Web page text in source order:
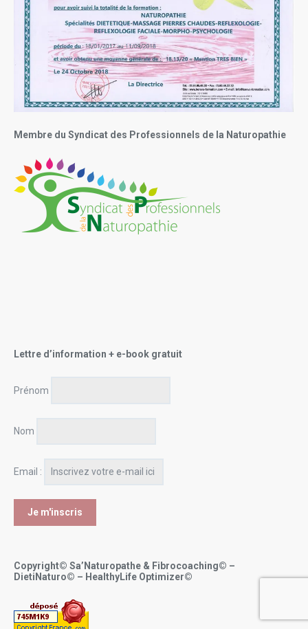
Membre du Syndicat des Professionnels de la Naturopathie
Lettre d’information + e-book gratuit
Prénom
Nom
Email :
Copyright© Sa’Naturopathe & Fibrocoaching© –
DietiNaturo© – HealthyLife Optimizer©